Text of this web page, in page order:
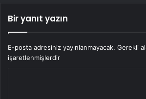
Bir yanıt yazın
E-posta adresiniz yayınlanmayacak. Gerekli
işaretlenmişlerdir